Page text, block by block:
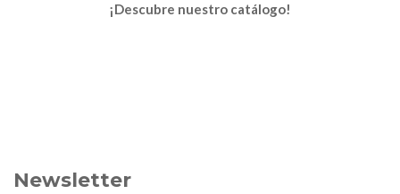
¡Descubre nuestro catálogo!
Newsletter